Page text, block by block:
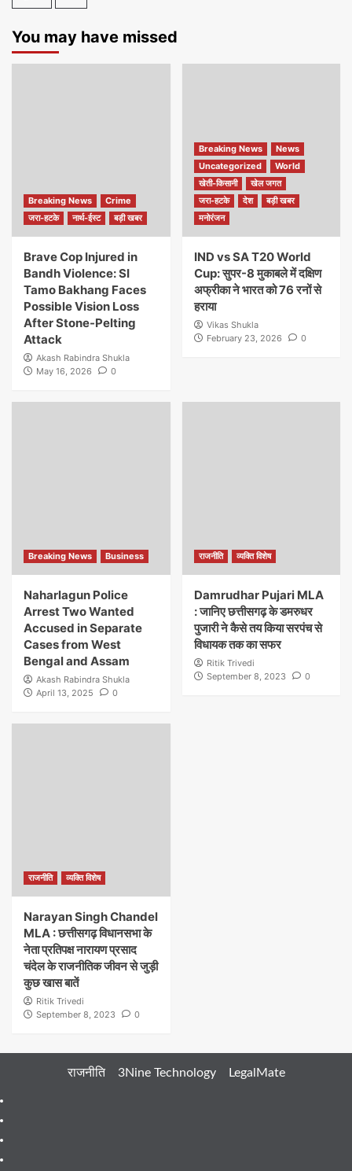
You may have missed
Breaking News
Crime
जरा-हटके
नार्थ-ईस्ट बड़ी खबर
Brave Cop Injured in
Bandh Violence: SI
Tamo Bakhang Faces
Possible Vision Loss
After Stone-Pelting
Attack
Akash Rabindra Shukla
May 16, 2026
0
Breaking News
News
Uncategorized
World
खेती-किसानी
खेल जगत
जरा-हटके
देश
बड़ी खबर
मनोरंजन
IND vs SA T20 World
Cup: सुपर-8 मुकाबले में दक्षिण
अफ्रीका ने भारत को 76 रनों से
हराया
Vikas Shukla
February 23, 2026
0
Breaking News Business
Naharlagun Police
Arrest Two Wanted
Accused in Separate
Cases from West
Bengal and Assam
Akash Rabindra Shukla
April 13, 2025
0
राजनीति व्यक्ति विशेष
Damrudhar Pujari MLA
: जानिए छत्तीसगढ़ के डमरुधर
पुजारी ने कैसे तय किया सरपंच से
विधायक तक का सफर
Ritik Trivedi
September 8, 2023
0
राजनीति व्यक्ति विशेष
Narayan Singh Chandel
MLA : छत्तीसगढ़ विधानसभा के
नेता प्रतिपक्ष नारायण प्रसाद
चंदेल के राजनीतिक जीवन से जुड़ी
कुछ खास बातें
Ritik Trivedi
September 8, 2023
0
राजनीति 3Nine Technology LegalMate